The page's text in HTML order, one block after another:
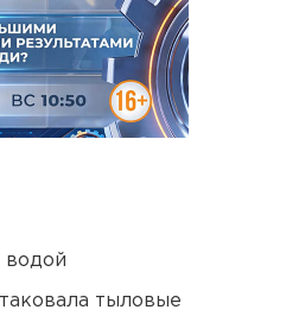
водой
тыловые